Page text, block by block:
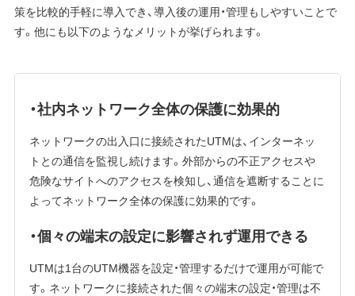
策を比較的手軽に導入でき、導入後の運用・管理もしやすいことで
す。他にも以下のようなメリットが挙げられます。
・社内ネットワーク全体の保護に効果的
ネットワークの出入口に接続されたUTMは、インターネッ
トとの通信を監視し続けます。外部からの不正アクセスや
危険なサイトへのアクセスを検知し、通信を遮断することに
よってネットワーク全体の保護に効果的です。
・個々の端末の設定に影響されず運用できる
UTMは1台のUTM機器を設定・管理するだけで運用が可能で
す。ネットワークに接続された個々の端末の設定・管理は不